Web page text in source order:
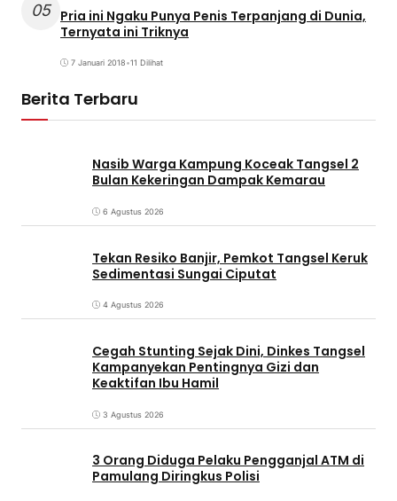
05 Pria ini Ngaku Punya Penis Terpanjang di Dunia,
Ternyata ini Triknya
7 Januari 2018•11 Dilihat
Berita Terbaru
Nasib Warga Kampung Koceak Tangsel 2
Bulan Kekeringan Dampak Kemarau
6 Agustus 2026
Tekan Resiko Banjir, Pemkot Tangsel Keruk
Sedimentasi Sungai Ciputat
4 Agustus 2026
Cegah Stunting Sejak Dini, Dinkes Tangsel
Kampanyekan Pentingnya Gizi dan
Keaktifan Ibu Hamil
3 Agustus 2026
3 Orang Diduga Pelaku Pengganjal ATM di
Pamulang Diringkus Polisi